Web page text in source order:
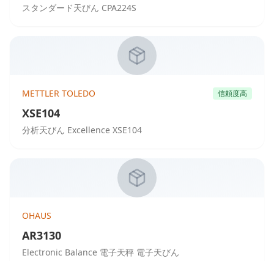
スタンダード天びん CPA224S
METTLER TOLEDO 信頼度高
XSE104
分析天びん Excellence XSE104
OHAUS
AR3130
Electronic Balance 電子天秤 電子天びん